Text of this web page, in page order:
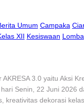
Umum Campaka
XII Kesiswaan Lomba
3.0 yaitu Aksi
Senin, 22 Juni
kreativitas dekorasi